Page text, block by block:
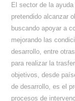
El sector de la
pretendido alcanzar
buscando apoyar a
mejorando las
desarrollo, entre
para realizar la
objetivos, desde
de desarrollo, es el
procesos de